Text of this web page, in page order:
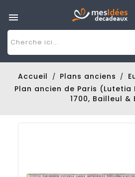

Accueil Plans anciens
Plan ancien de Paris (Lutetia
1700, Bailleul &